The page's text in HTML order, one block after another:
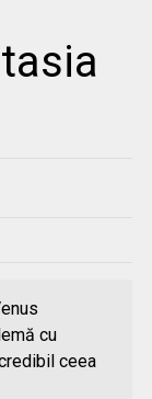
cu
ceea